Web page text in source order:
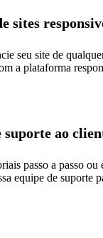
sites
seu site de
a plataforma
suporte ao
passo a passo ou
equipe de suporte